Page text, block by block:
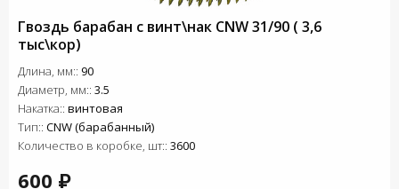
Гвоздь барабан с винт\нак СNW 31/90 ( 3,6
тыс\кор)
Длина, мм:: 90
Диаметр, мм:: 3.5
Накатка:: винтовая
Тип:: CNW (барабанный)
Количество в коробке, шт:: 3600
600 ₽